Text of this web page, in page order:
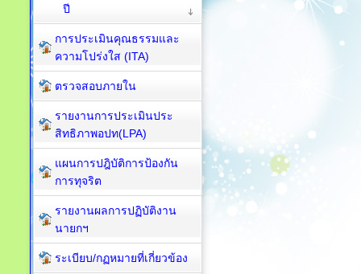
ปี
การประเมินคุณธรรมและ
ความโปร่งใส (ITA)
ตรวจสอบภายใน
รายงานการประเมินประ
สิทธิภาพอปท(LPA)
แผนการปฎิบัติการป้องกัน
การทุจริต
รายงานผลการปฏิบัติงาน
นายกฯ
ระเบียบ/กฏหมายที่เกี่ยวข้อง